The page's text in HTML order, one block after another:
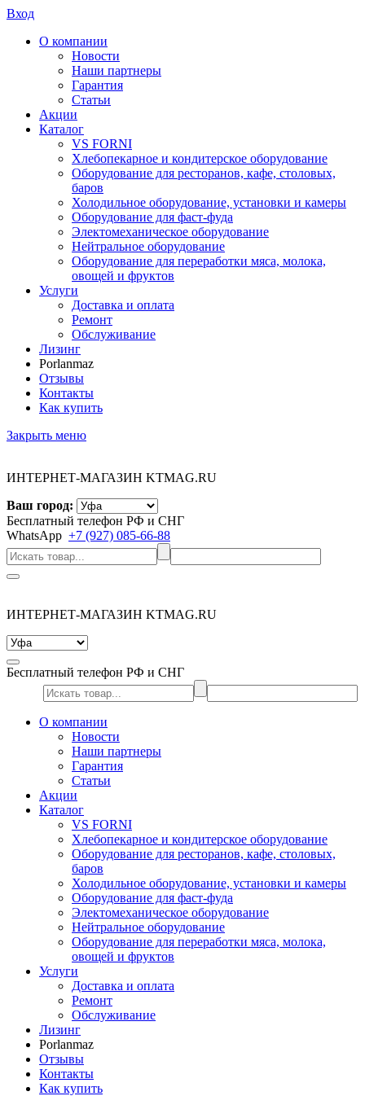
Вход
О компании
Новости
Наши партнеры
Гарантия
Статьи
Акции
Каталог
VS FORNI
Хлебопекарное и кондитерское оборудование
Оборудование для ресторанов, кафе, столовых,
баров
Холодильное оборудование, установки и камеры
Оборудование для фаст-фуда
Электомеханическое оборудование
Нейтральное оборудование
Оборудование для переработки мяса, молока,
овощей и фруктов
Услуги
Доставка и оплата
Ремонт
Обслуживание
Лизинг
Porlanmaz
Отзывы
Контакты
Как купить
Закрыть меню
ИНТЕРНЕТ-МАГАЗИН KTMAG.RU
Ваш город:
Бесплатный телефон РФ и СНГ
WhatsApp +7 (927) 085-66-88
ИНТЕРНЕТ-МАГАЗИН KTMAG.RU
Бесплатный телефон РФ и СНГ
О компании
Новости
Наши партнеры
Гарантия
Статьи
Акции
Каталог
VS FORNI
Хлебопекарное и кондитерское оборудование
Оборудование для ресторанов, кафе, столовых,
баров
Холодильное оборудование, установки и камеры
Оборудование для фаст-фуда
Электомеханическое оборудование
Нейтральное оборудование
Оборудование для переработки мяса, молока,
овощей и фруктов
Услуги
Доставка и оплата
Ремонт
Обслуживание
Лизинг
Porlanmaz
Отзывы
Контакты
Как купить